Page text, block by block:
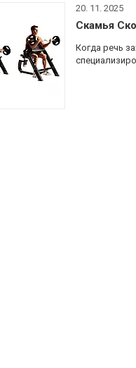
20. 11. 2025
Скамья
Когда речь